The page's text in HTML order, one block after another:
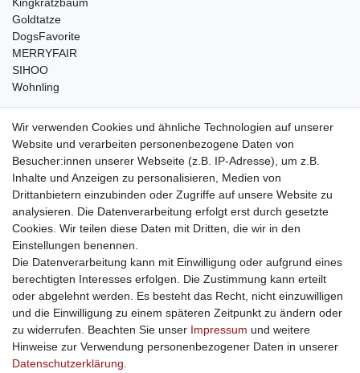
Kingkratzbaum
Goldtatze
DogsFavorite
MERRYFAIR
SIHOO
Wohnling
weitere Shops
traumlampen- Lampen und Kronleuchter
kinderwagencenter- Exklusive und günstige Kinderwagen
gastrogeraete24- alles für Gastronomie und Imbiss
soziale Medien
Facebook
sicher einkaufen
Sichere Bestellung und Zahlung via SSL Verschlüsselung
Wir verwenden Cookies und ähnliche Technologien auf unserer
Website und verarbeiten personenbezogene Daten von
Besucher:innen unserer Webseite (z.B. IP-Adresse), um z.B.
Inhalte und Anzeigen zu personalisieren, Medien von
Drittanbietern einzubinden oder Zugriffe auf unsere Website zu
analysieren. Die Datenverarbeitung erfolgt erst durch gesetzte
Cookies. Wir teilen diese Daten mit Dritten, die wir in den
Einstellungen benennen.
Die Datenverarbeitung kann mit Einwilligung oder aufgrund eines
berechtigten Interesses erfolgen. Die Zustimmung kann erteilt
oder abgelehnt werden. Es besteht das Recht, nicht einzuwilligen
und die Einwilligung zu einem späteren Zeitpunkt zu ändern oder
zu widerrufen. Beachten Sie unser Impressum und weitere
Hinweise zur Verwendung personenbezogener Daten in unserer
Daten­schutz­erklärung